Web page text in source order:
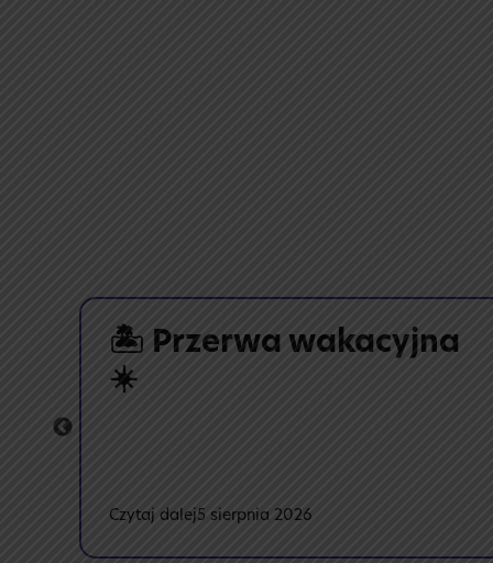
🏝️ Przerwa wakacyjna
☀️
Czytaj dalej:5 sierpnia 2026